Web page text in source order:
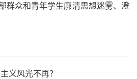
群众和青年学生廓清思想迷雾、澄
义风光不再？